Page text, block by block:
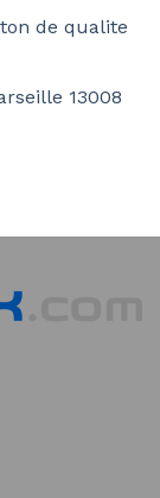
de qualite
13008